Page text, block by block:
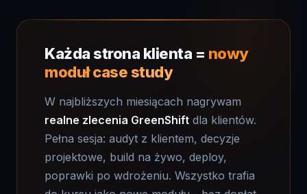
Każda strona klienta =nowy
moduł case study
W najbliższych miesiącach nagrywam
Pełna sesja: audyt z klientem, decyzje
poprawki po wdrożeniu. Wszystko trafia
do kursu jako nowe moduły - bez dopłat
dla osób, które dziś dołączyły do listy.